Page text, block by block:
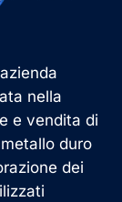
nella
e vendita di
duro
dei